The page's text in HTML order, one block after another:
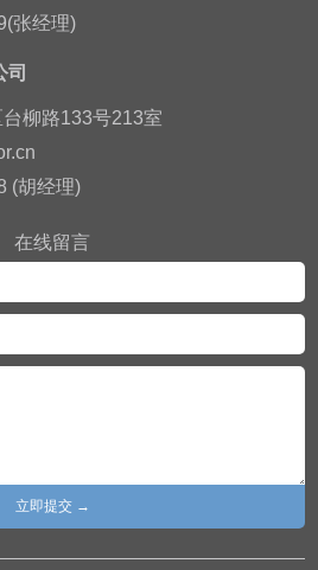
在线留言
张经理)
司
柳路133号213室
(胡经理)